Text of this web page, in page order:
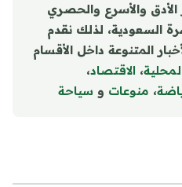
الأدق والأسرع والحصري
السعودية، لذلك نقدم
المتنوعة داخل الأقسام
، الاقتصاد،
، منوعات و سياحة